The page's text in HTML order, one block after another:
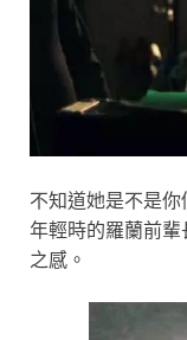
不知道她是不是你
年輕時的羅蘭前
之感。